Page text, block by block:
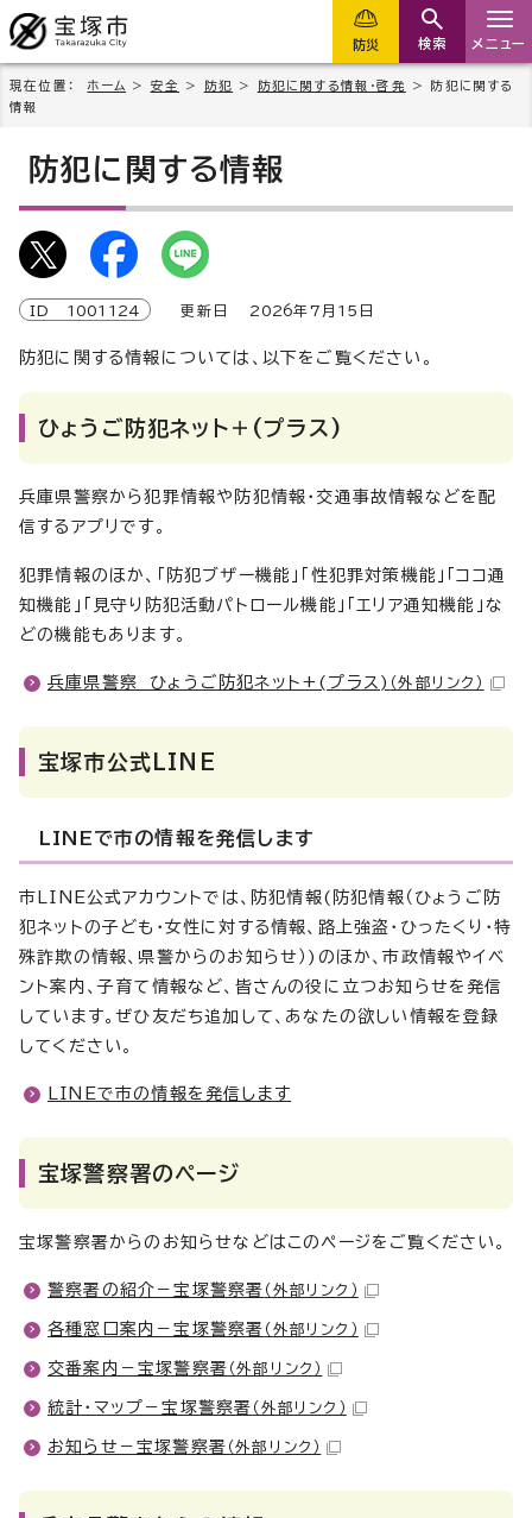
防災 検索 メニュー
現在位置： ホーム > 安全 > 防犯 > 防犯に関する情報・啓発
> 防犯に関する
情報
防犯に関する情報
ID 1001124 更新日 2026年7月 15 日
防犯に関する情報については、以下をご覧ください。
ひょうご防犯ネット＋(プラス)
兵庫県警察から犯罪情報や防犯情報・交通事故情報などを配
信するアプリです。
犯罪情報のほか、「防犯ブザー機能」「性犯罪対策機能」「ココ通
知機能」「見守り防犯活動パトロール機能」「エリア通知機能」な
どの機能もあります。
兵庫県警察 ひょうご防犯ネット+(プラス) （外部リンク）
宝塚市公式LINE
LINEで市の情報を発信します
市LINE公式アカウントでは、防犯情報(防犯情報（ひょうご防
犯ネットの子ども・女性に対する情報、路上強盗・ひったくり・特
殊詐欺の情報、県警からのお知らせ）)のほか、市政情報やイベ
ント案内、子育て情報など、皆さんの役に立つお知らせを発信
しています。ぜひ友だち追加して、あなたの欲しい情報を登録
してください。
LINEで市の情報を発信します
宝塚警察署のページ
宝塚警察署からのお知らせなどはこのページをご覧ください。
警察署の紹介－宝塚警察署 （外部リンク）
各種窓口案内－宝塚警察署 （外部リンク）
交番案内－宝塚警察署 （外部リンク）
統計・マップ－宝塚警察署 （外部リンク）
お知らせ－宝塚警察署 （外部リンク）